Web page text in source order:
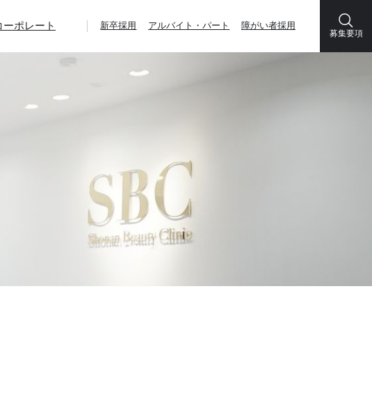
ーポレート 新卒採用 アルバイト・パート 障がい者採用
募集要項